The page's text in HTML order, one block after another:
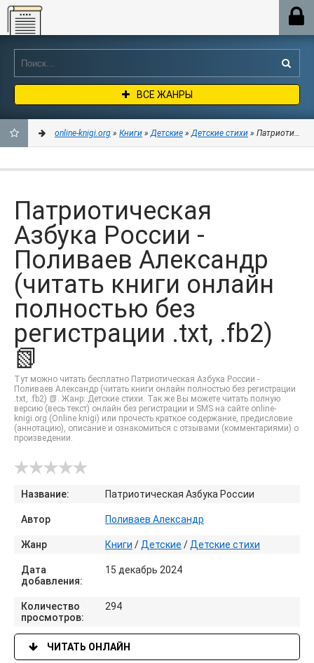
Online-knigi.org
ВСЕ ЖАНРЫ
ЗАКЛАДКИ
online-knigi.org » Книги »Детские »Детские стихи »
Патриотическая
Азбука России -
Поливаев Александр
(читать книги онлайн
полностью без
регистрации .txt, .fb2)
📗
Тут можно читать бесплатно Патриотическая Азбука России -
Поливаев Александр (читать книги онлайн полностью без регистрации
.txt, .fb2) 📗. Жанр: Детские стихи. Так же Вы можете читать полную
версию (весь текст) онлайн без регистрации и SMS на сайте online-
knigi.org (Online knigi) или прочесть краткое содержание, предисловие
(аннотацию), описание и ознакомиться с отзывами (комментариями) о
произведении.
Название: Патриотическая Азбука России
Автор Поливаев Александр
Жанр Книги / Детские / Детские стихи
Дата
добавления:
15 декабрь 2024
Количество
просмотров:
294
ЧИТАТЬ ОНЛАЙН